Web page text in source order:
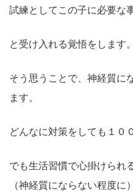
試練としてこの子に必要な
と受け入れる覚悟をします。
そう思うことで、神経質に
ます。
どんなに対策をしても１０
でも生活習慣で心掛けられ
（神経質にならない程度に）